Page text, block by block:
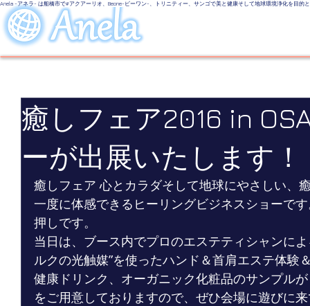
Anela -アネラ- は船橋市で#アクアーリオ、Beone-ビーワン-、トリニティー、サンゴで美と健康そして地球環境浄化
癒しフェア2016 in
ーが出展いたします！
癒しフェア 心とカラダそして地球にやさしい、
一度に体感できるヒーリングビジネスショーで
押しです。
当日は、ブース内でプロのエステティシャンによ
ルクの光触媒”を使ったハンド＆首肩エステ体験
健康ドリンク、オーガニック化粧品のサンプル
をご用意しておりますので、ぜひ会場に遊びに